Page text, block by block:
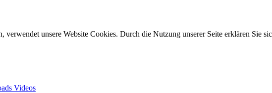
verwendet unsere Website Cookies. Durch die Nutzung unserer Seite erklären Sie
Videos